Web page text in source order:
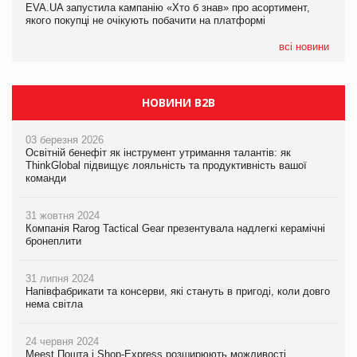
EVA.UA запустила кампанію «Хто б знав» про асортимент,
якого покупці не очікують побачити на платформі
всі новини
05.08.2026
Мережа супермаркетів VARUS купує мережу магазинів
НОВИНИ B2B
03 березня 2026
Освітній бенефіт як інструмент утримання талантів: як
ThinkGlobal підвищує лояльність та продуктивність вашої
команди
31 жовтня 2024
Компанія Rarog Tactical Gear презентувала надлегкі керамічні
бронеплити
31 липня 2024
Напівфабрикати та консерви, які стануть в пригоді, коли довго
нема світла
24 червня 2024
Meest Пошта і Shop-Express розширюють можливості